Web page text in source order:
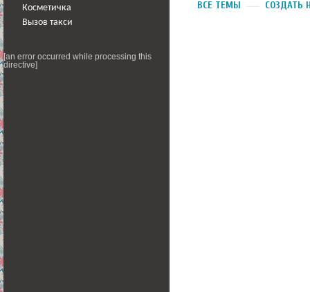
Косметичка
Вызов такси
[an error occurred while processing this
directive]
ВСЕ ТЕМЫ СОЗДАТЬ